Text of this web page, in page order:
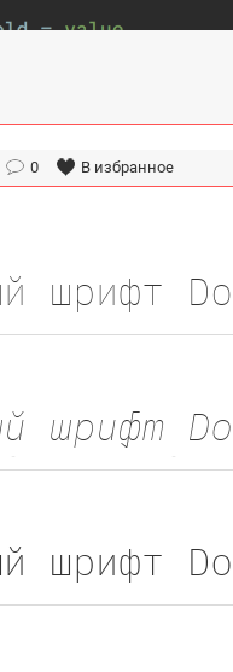
0 В избранное